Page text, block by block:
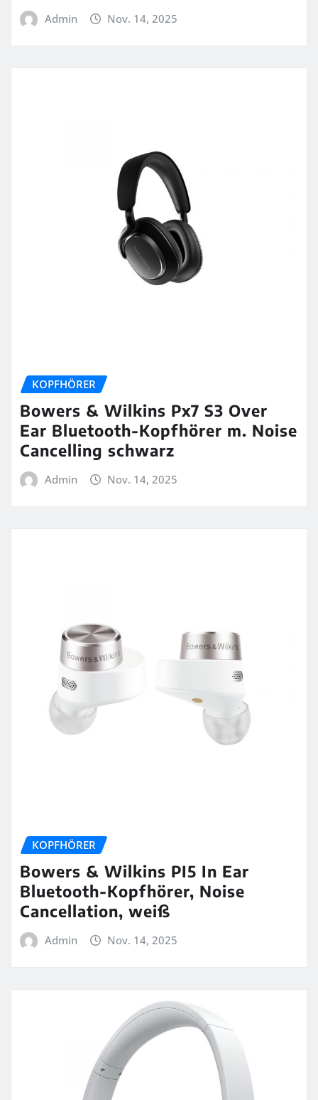
Admin Nov. 14, 2025
KOPFHÖRER
Bowers & Wilkins Px7 S3 Over
Ear Bluetooth-Kopfhörer m. Noise
Cancelling schwarz
Admin Nov. 14, 2025
KOPFHÖRER
Bowers & Wilkins PI5 In Ear
Bluetooth-Kopfhörer, Noise
Cancellation, weiß
Admin Nov. 14, 2025